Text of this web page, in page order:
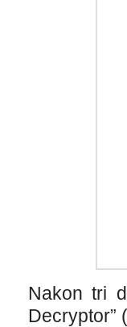
Nakon tri
Decryptor”